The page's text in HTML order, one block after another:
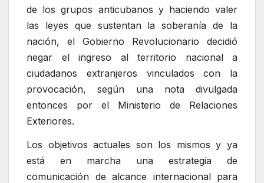
de los grupos anticubanos y haciendo valer
las leyes que sustentan la soberanía de la
nación, el Gobierno Revolucionario decidió
negar el ingreso al territorio nacional a
ciudadanos extranjeros vinculados con la
provocación, según una nota divulgada
entonces por el Ministerio de Relaciones
Exteriores.
Los objetivos actuales son los mismos y ya
está en marcha una estrategia de
comunicación de alcance internacional para